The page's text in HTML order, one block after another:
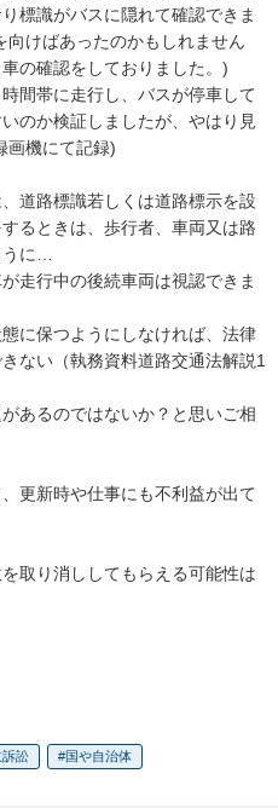
標識がバスに隠れて確認できま
けばあったのかもしれません
の確認をしておりました。)
間帯に走行し、バスが停車して
のか検証しましたが、やはり見
画機にて記録)
道路標識若しくは道路標示を設
るときは、歩行者、車両又は路
うに…
走行中の後続車両は視認できま
に保つようにしなければ、法律
ない（執務資料道路交通法解説1
あるのではないか？と思いご相
更新時や仕事にも不利益が出て
取り消ししてもらえる可能性は
訴訟 国や自治体